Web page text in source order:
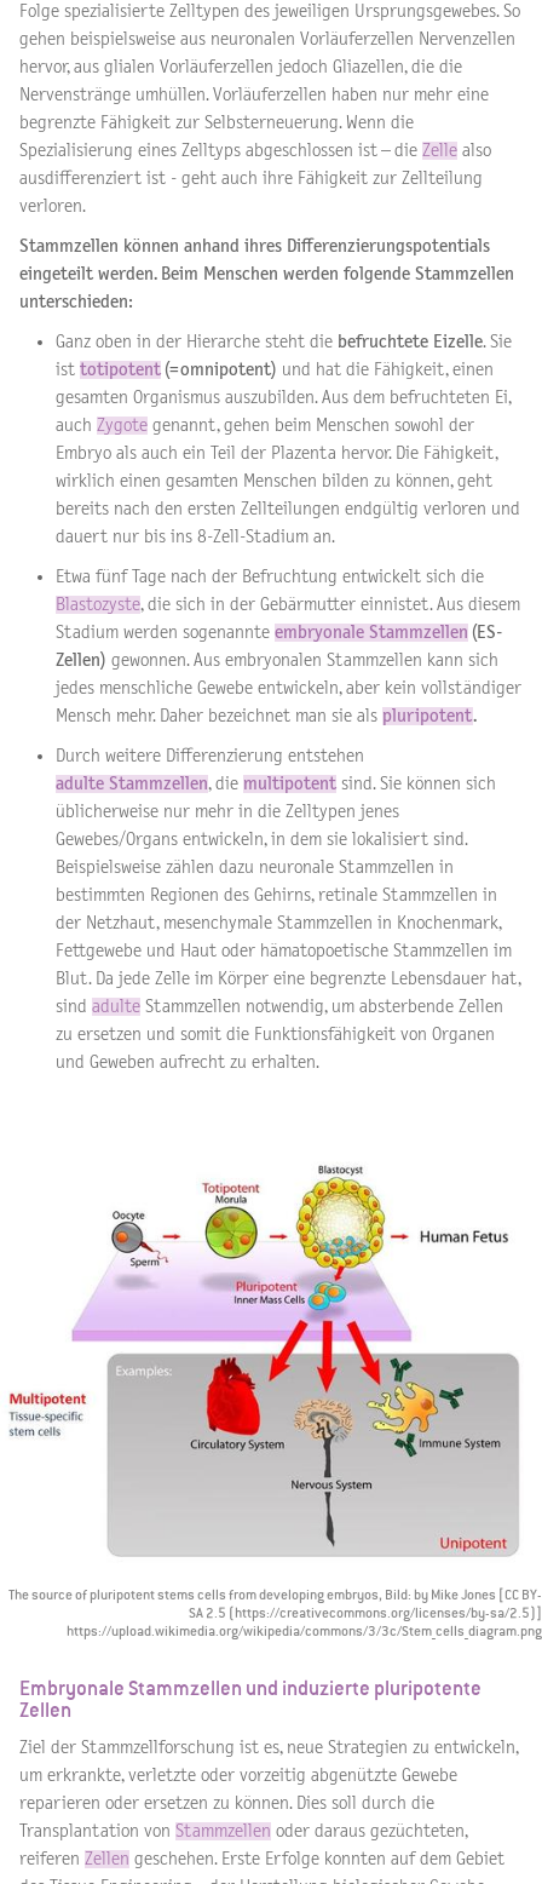
Folge spezialisierte Zelltypen des jeweiligen Ursprungsgewebes. So
gehen beispielsweise aus neuronalen Vorläuferzellen Nervenzellen
hervor, aus glialen Vorläuferzellen jedoch Gliazellen, die die
Nervenstränge umhüllen. Vorläuferzellen haben nur mehr eine
begrenzte Fähigkeit zur Selbsterneuerung. Wenn die
Spezialisierung eines Zelltyps abgeschlossen ist – die Zelle also
ausdifferenziert ist - geht auch ihre Fähigkeit zur Zellteilung
verloren.
Stammzellen können anhand ihres Differenzierungspotentials
eingeteilt werden. Beim Menschen werden folgende Stammzellen
unterschieden:
Ganz oben in der Hierarche steht die befruchtete Eizelle. Sie
ist totipotent (=omnipotent) und hat die Fähigkeit, einen
gesamten Organismus auszubilden. Aus dem befruchteten Ei,
auch Zygote genannt, gehen beim Menschen sowohl der
Embryo als auch ein Teil der Plazenta hervor. Die Fähigkeit,
wirklich einen gesamten Menschen bilden zu können, geht
bereits nach den ersten Zellteilungen endgültig verloren und
dauert nur bis ins 8-Zell-Stadium an.
Etwa fünf Tage nach der Befruchtung entwickelt sich die
Blastozyste, die sich in der Gebärmutter einnistet. Aus diesem
Stadium werden sogenannte embryonale Stammzellen (ES-
Zellen) gewonnen. Aus embryonalen Stammzellen kann sich
jedes menschliche Gewebe entwickeln, aber kein vollständiger
Mensch mehr. Daher bezeichnet man sie als pluripotent.
Durch weitere Differenzierung entstehen
adulte Stammzellen, die multipotent sind. Sie können sich
üblicherweise nur mehr in die Zelltypen jenes
Gewebes/Organs entwickeln, in dem sie lokalisiert sind.
Beispielsweise zählen dazu neuronale Stammzellen in
bestimmten Regionen des Gehirns, retinale Stammzellen in
der Netzhaut, mesenchymale Stammzellen in Knochenmark,
Fettgewebe und Haut oder hämatopoetische Stammzellen im
Blut. Da jede Zelle im Körper eine begrenzte Lebensdauer hat,
sind adulte Stammzellen notwendig, um absterbende Zellen
zu ersetzen und somit die Funktionsfähigkeit von Organen
und Geweben aufrecht zu erhalten.
The source of pluripotent stems cells from developing embryos, Bild: by Mike Jones [CC BY-
SA 2.5 (https://creativecommons.org/licenses/by-sa/2.5)]
https://upload.wikimedia.org/wikipedia/commons/3/3c/Stem_cells_diagram.png
Embryonale Stammzellen und induzierte pluripotente
Zellen
Ziel der Stammzellforschung ist es, neue Strategien zu entwickeln,
um erkrankte, verletzte oder vorzeitig abgenützte Gewebe
reparieren oder ersetzen zu können. Dies soll durch die
Transplantation von Stammzellen oder daraus gezüchteten,
reiferen Zellen geschehen. Erste Erfolge konnten auf dem Gebiet